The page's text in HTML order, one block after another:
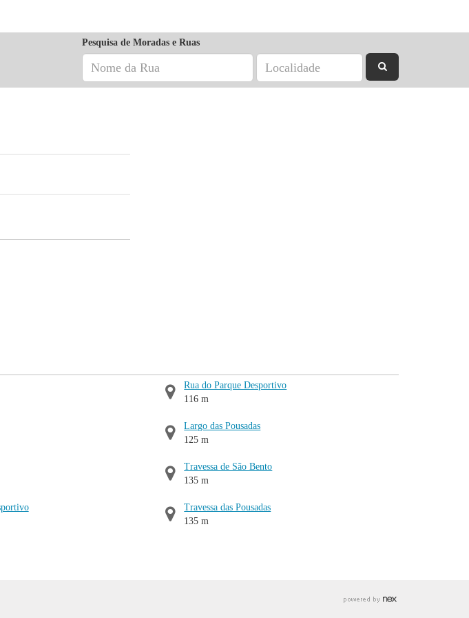
Pesquisa de Moradas e Ruas
Rua do Parque Desportivo
116 m
Largo das Pousadas
125 m
Travessa de São Bento
135 m
Travessa das Pousadas
135 m